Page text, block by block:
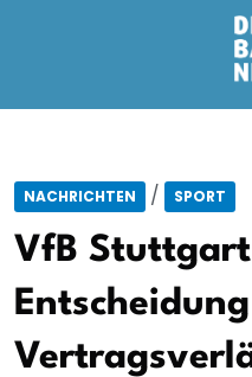
NACHRICHTEN / SPORT
VfB